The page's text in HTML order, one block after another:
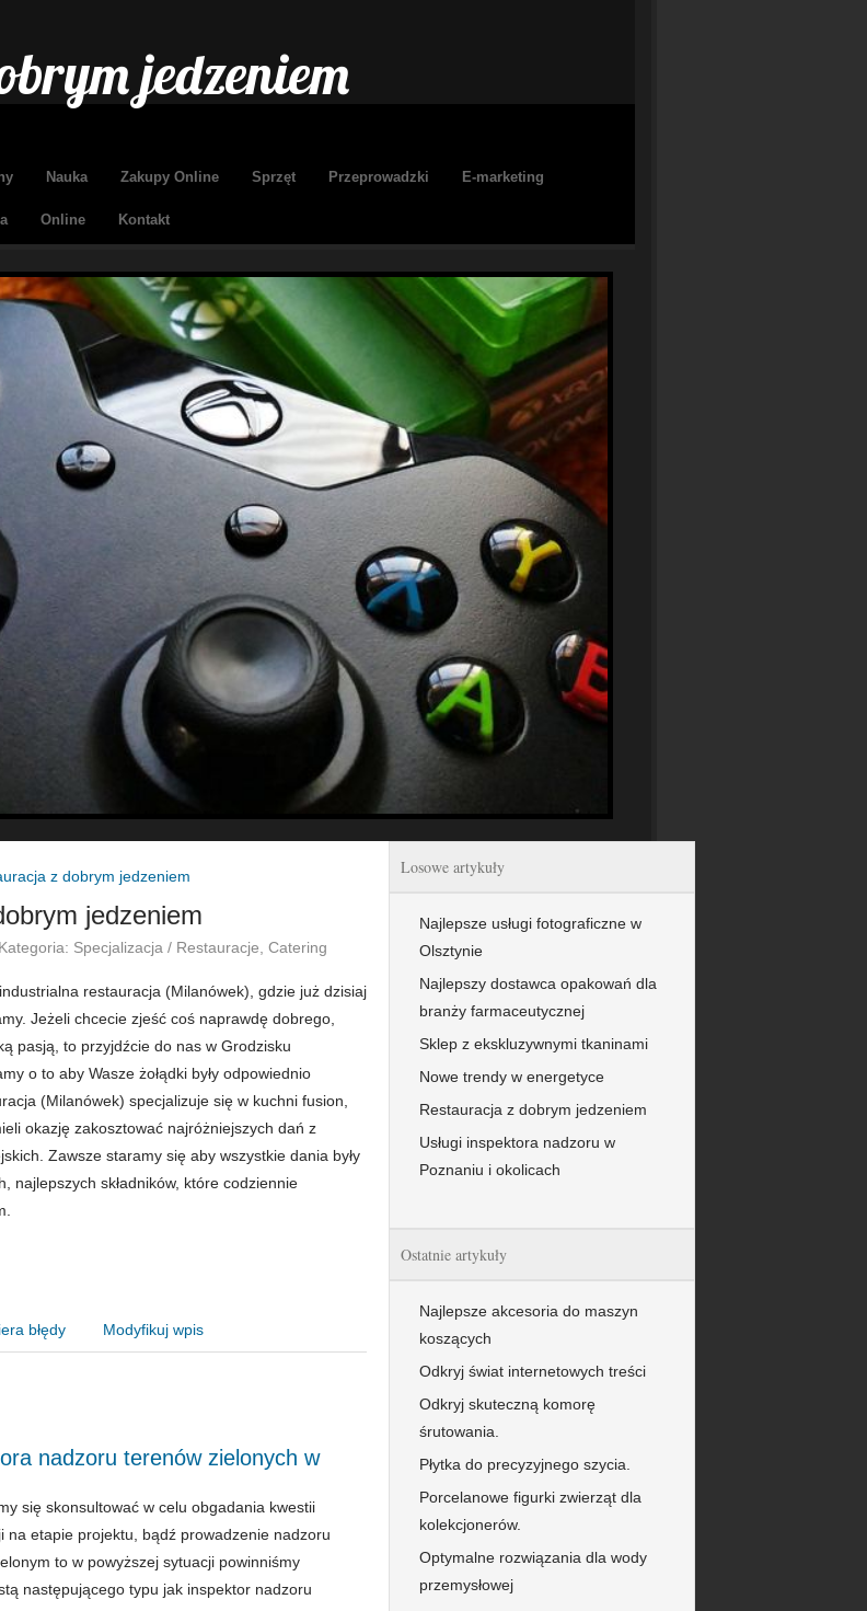
jedzeniem
Nauka Zakupy Online Sprzęt Przeprowadzki E-marketing
Online Kontakt
z dobrym jedzeniem
jedzeniem
Kategoria: Specjalizacja / Restauracje, Catering
restauracja (Milanówek), gdzie już dzisiaj
Jeżeli chcecie zjeść coś naprawdę dobrego,
pasją, to przyjdźcie do nas w Grodzisku
o to aby Wasze żołądki były odpowiednio
(Milanówek) specjalizuje się w kuchni fusion,
okazję zakosztować najróżniejszych dań z
Zawsze staramy się aby wszystkie dania były
najlepszych składników, które codziennie
błędy Modyfikuj wpis
nadzoru terenów zielonych w
się skonsultować w celu obgadania kwestii
na etapie projektu, bądź prowadzenie nadzoru
to w powyższej sytuacji powinniśmy
następującego typu jak inspektor nadzoru
Losowe artykuły
Najlepsze usługi fotograficzne w
Olsztynie
Najlepszy dostawca opakowań dla
branży farmaceutycznej
Sklep z ekskluzywnymi tkaninami
Nowe trendy w energetyce
Restauracja z dobrym jedzeniem
Usługi inspektora nadzoru w
Poznaniu i okolicach
Ostatnie artykuły
Najlepsze akcesoria do maszyn
koszących
Odkryj świat internetowych treści
Odkryj skuteczną komorę
śrutowania.
Płytka do precyzyjnego szycia.
Porcelanowe figurki zwierząt dla
kolekcjonerów.
Optymalne rozwiązania dla wody
przemysłowej